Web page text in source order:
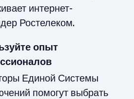
интернет-
Ростелеком.
опыт
Единой Системы
помогут выбрать